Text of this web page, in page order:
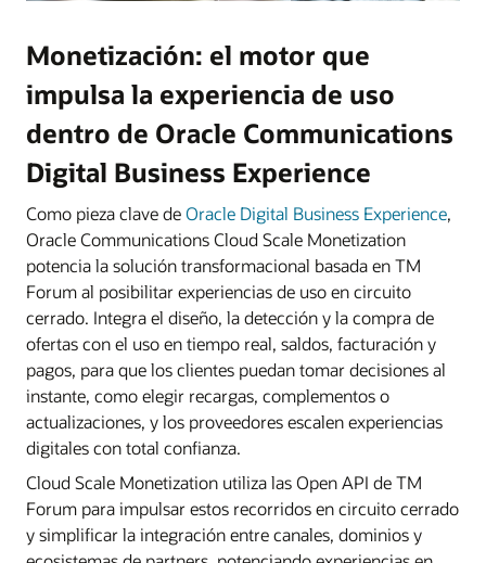
Monetización: el motor que
impulsa la experiencia de uso
dentro de Oracle Communications
Digital Business Experience
Como pieza clave deOracle Digital Business Experience,
Oracle Communications Cloud Scale Monetization
potencia la solución transformacional basada en TM
Forum al posibilitar experiencias de uso en circuito
cerrado. Integra el diseño, la detección y la compra de
ofertas con el uso en tiempo real, saldos, facturación y
pagos, para que los clientes puedan tomar decisiones al
instante, como elegir recargas, complementos o
actualizaciones, y los proveedores escalen experiencias
digitales con total confianza.
Cloud Scale Monetization utiliza las Open API de TM
Forum para impulsar estos recorridos en circuito cerrado
y simplificar la integración entre canales, dominios y